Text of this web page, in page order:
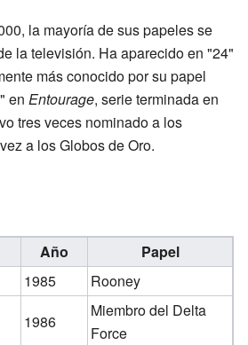
la mayoría de sus papeles se
la televisión. Ha aparecido en "24"
más conocido por su papel
en Entourage, serie terminada en
tres veces nominado a los
a los Globos de Oro.
Año
Papel
1985
Rooney
1986
Miembro del Delta
Force